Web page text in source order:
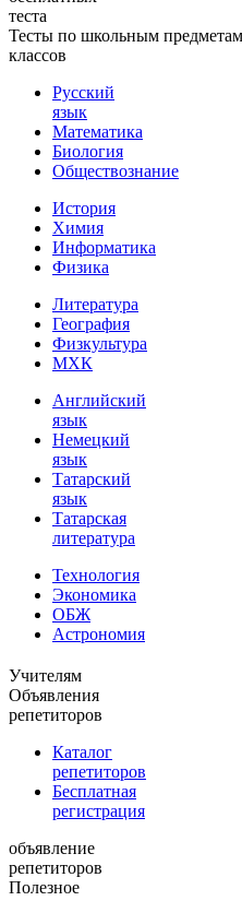
теста
Тесты по школьным предметам
классов
Русский
язык
Математика
Биология
Обществознание
История
Химия
Информатика
Физика
Литература
География
Физкультура
МХК
Английский
язык
Немецкий
язык
Татарский
язык
Татарская
литература
Технология
Экономика
ОБЖ
Астрономия
Учителям
Объявления
репетиторов
Каталог
репетиторов
Бесплатная
регистрация
объявление
репетиторов
Полезное